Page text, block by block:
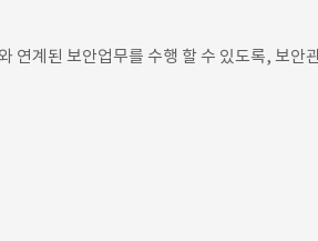
연계된 보안업무를 수행 할 수 있도록, 보안